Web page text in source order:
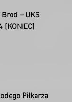
Brod – UKS
[KONIEC]
Piłkarza